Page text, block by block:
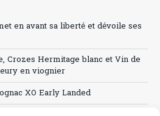
en avant sa liberté et dévoile ses
Crozes Hermitage blanc et Vin de
en viognier
XO Early Landed